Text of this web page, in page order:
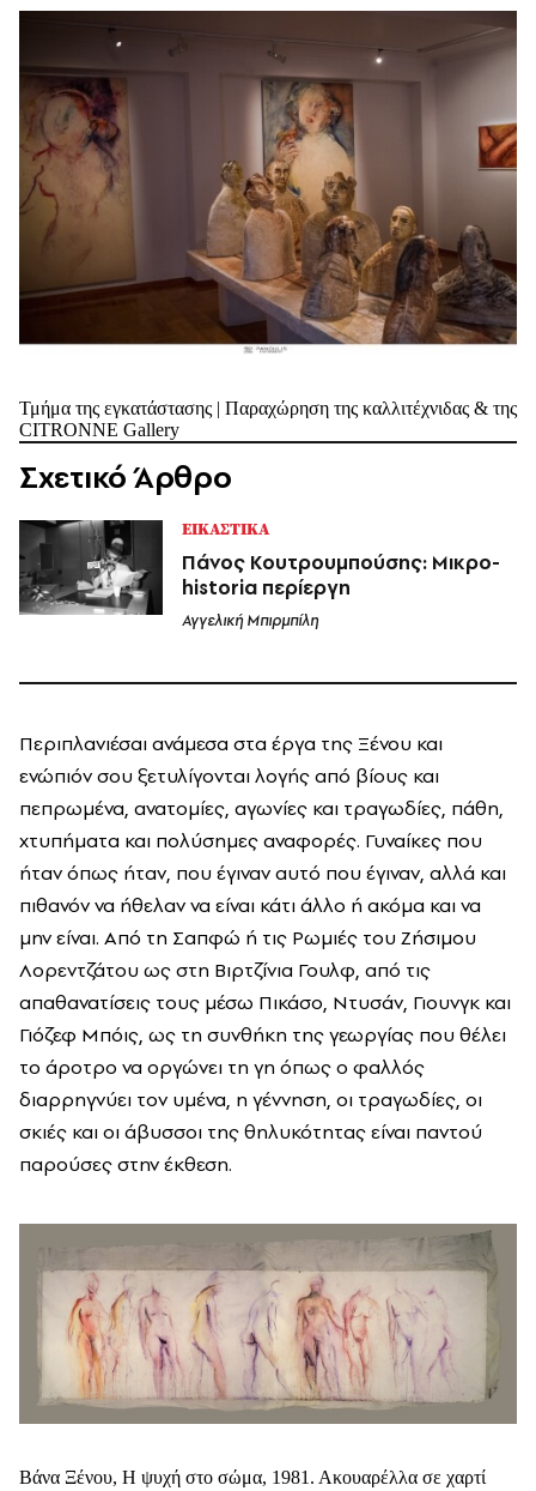
Τμήμα της εγκατάστασης | Παραχώρηση της καλλιτέχνιδας & της
CITRONNE Gallery
Σχετικό Άρθρο
ΕΙΚΑΣΤΙΚΑ
Πάνος Κουτρουμπούσης: Μικρο-
historia περίεργη
Αγγελική Μπιρμπίλη
Περιπλανιέσαι ανάμεσα στα έργα της Ξένου και
ενώπιόν σου ξετυλίγονται λογής από βίους και
πεπρωμένα, ανατομίες, αγωνίες και τραγωδίες, πάθη,
χτυπήματα και πολύσημες αναφορές. Γυναίκες που
ήταν όπως ήταν, που έγιναν αυτό που έγιναν, αλλά και
πιθανόν να ήθελαν να είναι κάτι άλλο ή ακόμα και να
μην είναι. Από τη Σαπφώ ή τις Ρωμιές του Ζήσιμου
Λορεντζάτου ως στη Βιρτζίνια Γουλφ, από τις
απαθανατίσεις τους μέσω Πικάσο, Ντυσάν, Γιουνγκ και
Γιόζεφ Μπόις, ως τη συνθήκη της γεωργίας που θέλει
το άροτρο να οργώνει τη γη όπως ο φαλλός
διαρρηγνύει τον υμένα, η γέννηση, οι τραγωδίες, οι
σκιές και οι άβυσσοι της θηλυκότητας είναι παντού
παρούσες στην έκθεση.
Βάνα Ξένου, Η ψυχή στο σώμα, 1981. Ακουαρέλλα σε χαρτί